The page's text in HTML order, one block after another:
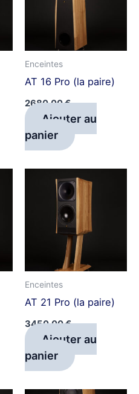
Enceintes
AT 16 Pro (la paire)
2680,00€
Ajouter au
panier
Enceintes
AT 21 Pro (la paire)
3450,00€
Ajouter au
panier